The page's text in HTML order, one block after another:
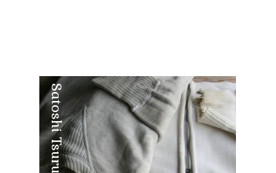
Satoshi Tsuruta